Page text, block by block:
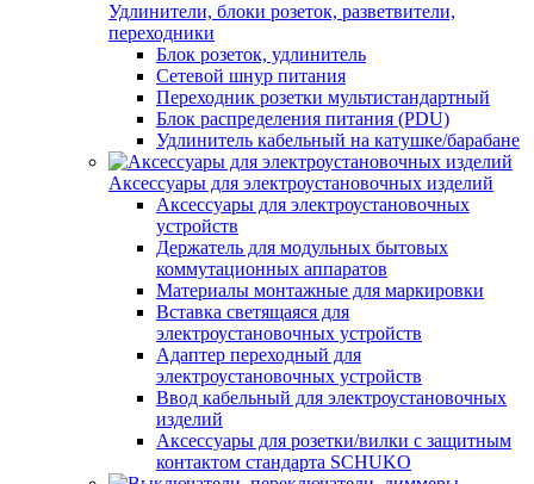
Удлинители, блоки розеток, разветвители,
переходники
Блок розеток, удлинитель
Сетевой шнур питания
Переходник розетки мультистандартный
Блок распределения питания (PDU)
Удлинитель кабельный на катушке/барабане
Аксессуары для электроустановочных изделий
Аксессуары для электроустановочных
устройств
Держатель для модульных бытовых
коммутационных аппаратов
Материалы монтажные для маркировки
Вставка светящаяся для
электроустановочных устройств
Адаптер переходный для
электроустановочных устройств
Ввод кабельный для электроустановочных
изделий
Аксессуары для розетки/вилки с защитным
контактом стандарта SCHUKO